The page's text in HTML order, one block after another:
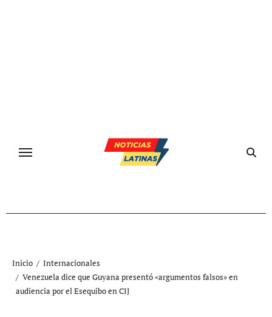
Inicio
Internacionales
Venezuela dice que Guyana presentó «argumentos falsos» en
audiencia por el Esequibo en CIJ